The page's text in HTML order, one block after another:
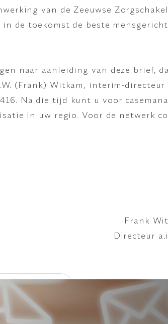
van de Zeeuwse
de toekomst de beste
naar aanleiding van deze brief,
(Frank) Witkam, interim-
Na die tijd kunt u voor
in uw regio. Voor de netwerk
Rijke
Directeur a.i.
Nieuwsoverzicht